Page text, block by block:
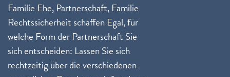
Familie Ehe, Partnerschaft, Familie
Rechtssicherheit schaffen Egal, für
welche Form der Partnerschaft Sie
sich entscheiden: Lassen Sie sich
rechtzeitig über die verschiedenen